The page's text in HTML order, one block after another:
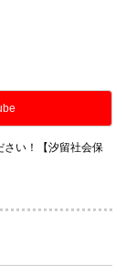
さい！【汐留社会保